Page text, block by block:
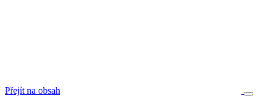
Přejít na obsah